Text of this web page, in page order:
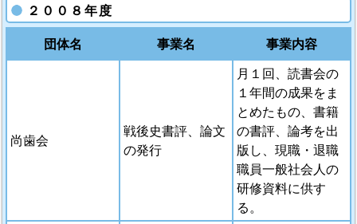
２００８年度
団体名
事業名 事業内容
尚歯会
戦後史書評、論文
の発行
月１回、読書会の
１年間の成果をま
とめたもの、書籍
の書評、論考を出
版し、現職・退職
職員一般社会人の
研修資料に供す
る。